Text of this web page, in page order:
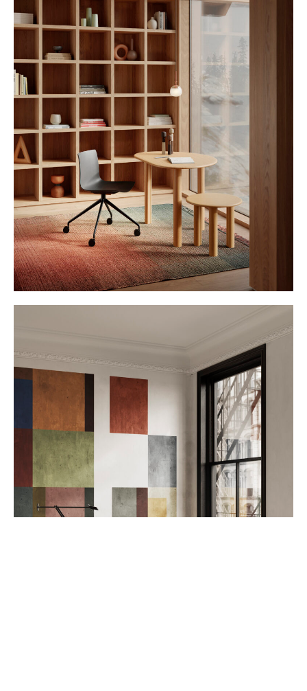
Instagram
Linkedin
Can we
help
you?
Let’s
talk
Sagasti
Kalea
n°1
20271
Irura
Gipuzkoa.
Spain
Maps
mito@mito.eus
499
Aviso legal
Política de
privacidad
Mito 2010 –
2026